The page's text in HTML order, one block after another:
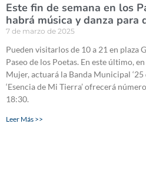
Este fin de semana en los
habrá música y danza para
7 de marzo de 2025
Pueden visitarlos de 10 a 21 en plaza
Paseo de los Poetas. En este último,
Mujer, actuará la Banda Municipal ‘25
‘Esencia de Mi Tierra’ ofrecerá
18:30.
Leer Más >>